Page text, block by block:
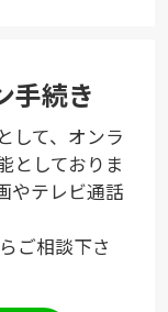
手続き
して、オンラ
としておりま
やテレビ通話
ご相談下さ